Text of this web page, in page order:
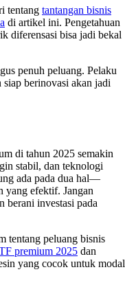
tentang tantangan bisnis
di artikel ini. Pengetahuan
diferensasi bisa jadi bekal
penuh peluang. Pelaku
berinovasi akan jadi
di tahun 2025 semakin
stabil, dan teknologi
ada pada dua hal—
yang efektif. Jangan
berani investasi pada
tentang peluang bisnis
premium 2025 dan
yang cocok untuk modal